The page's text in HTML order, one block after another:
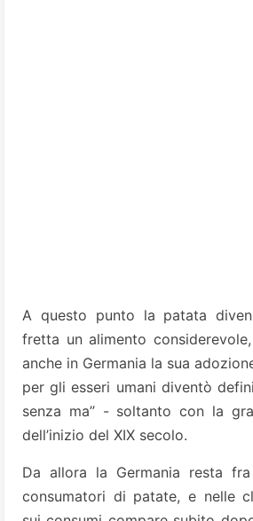
A questo punto la patata
fretta un alimento
anche in Germania la sua
per gli esseri umani diventò
senza ma” - soltanto con la
dell’inizio del XIX secolo.
Da allora la Germania resta
consumatori di patate, e nelle